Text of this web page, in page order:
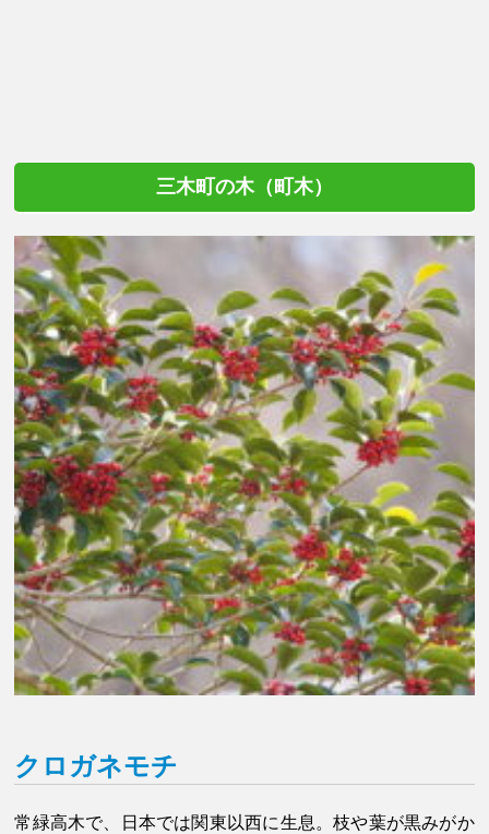
三木町の木（町木）
クロガネモチ
常緑高木で、日本では関東以西に生息。枝や葉が黒みがか